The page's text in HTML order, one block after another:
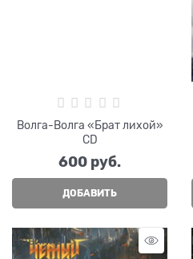
Волга-Волга «Брат лихой»
CD
600 руб.
ДОБАВИТЬ
Новинка